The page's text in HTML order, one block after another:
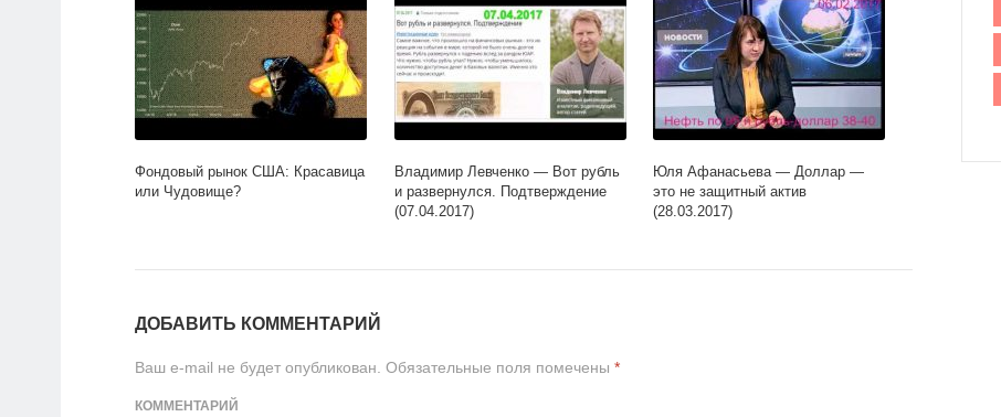
Фондовый рынок США: Красавица
или Чудовище?
Владимир Левченко — Вот рубль
и развернулся. Подтверждение
(07.04.2017)
Юля Афанасьева — Доллар —
это не защитный актив
(28.03.2017)
ДОБАВИТЬ КОММЕНТАРИЙ
Ваш e-mail не будет опубликован. Обязательные поля помечены *
КОММЕНТАРИЙ